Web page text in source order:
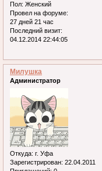
Пол: Женский
Провел на форуме:
27 дней 21 час
Последний визит:
04.12.2014 22:44:05
Милушка
Администратор
Откуда: г. Уфа
Зарегистрирован: 22.04.2011